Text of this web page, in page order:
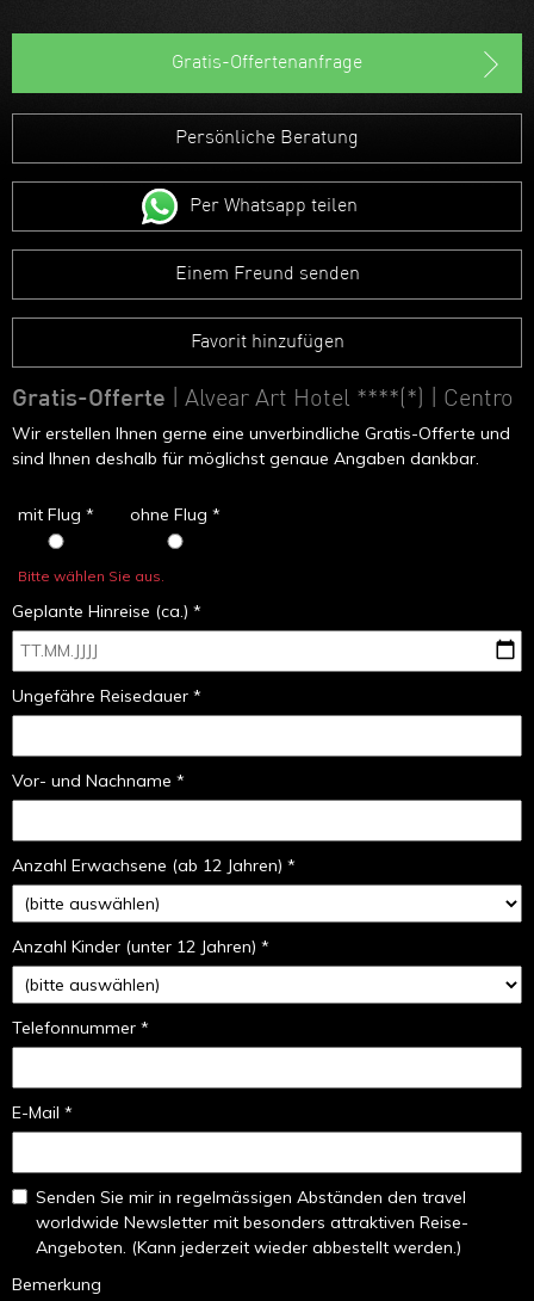
Gratis-Offertenanfrage
Persönliche Beratung
Per Whatsapp teilen
Einem Freund senden
Favorit hinzufügen
Gratis-Offerte | Alvear Art Hotel ****(*) | Centro
Wir erstellen Ihnen gerne eine unverbindliche Gratis-Offerte und
sind Ihnen deshalb für möglichst genaue Angaben dankbar.
mit Flug * ohne Flug *
Bitte wählen Sie aus.
Geplante Hinreise (ca.) *
Ungefähre Reisedauer *
Vor- und Nachname *
Anzahl Erwachsene (ab 12 Jahren) *
Anzahl Kinder (unter 12 Jahren) *
Telefonnummer *
E-Mail *
Senden Sie mir in regelmässigen Abständen den travel
worldwide Newsletter mit besonders attraktiven Reise-
Angeboten. (Kann jederzeit wieder abbestellt werden.)
Bemerkung